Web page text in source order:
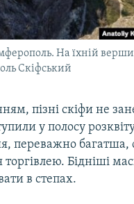
На їхній
Скіфський
пізні скіфи не
у полосу
переважно багатша,
торгівлею. Бідніші
в степах.